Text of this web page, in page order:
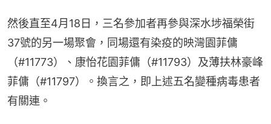
然後直至4月18日，三名參加者再參與深水埗福榮街
37號的另一場聚會，同場還有染疫的映灣園菲傭
（#11773）、康怡花園菲傭（#11793）及薄扶林豪峰
菲傭（#11797）。換言之，即上述五名變種病毒患者
有關連。